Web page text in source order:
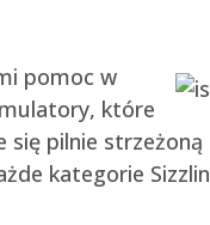
pomoc w
które
pilnie
kategorie